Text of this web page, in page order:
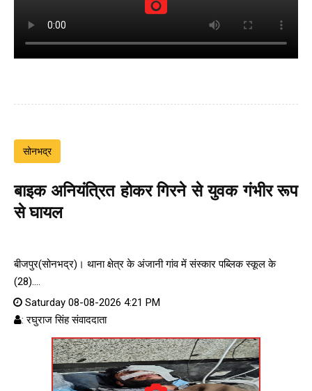
सोनभद्र
बाइक अनियंत्रित होकर गिरने से युवक गंभीर रूप
से घायल
बीजपुर(सोनभद्र)। थाना क्षेत्र के अंजानी गांव में संस्कार पब्लिक स्कूल के
(28)....
Saturday 08-08-2026 4:21 PM
: रघुराज सिंह संवाददाता